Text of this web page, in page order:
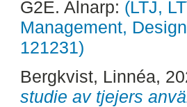
G2E. Alnarp: (LTJ,
Management,
121231)
Bergkvist, Linnéa,
studie av tjejers